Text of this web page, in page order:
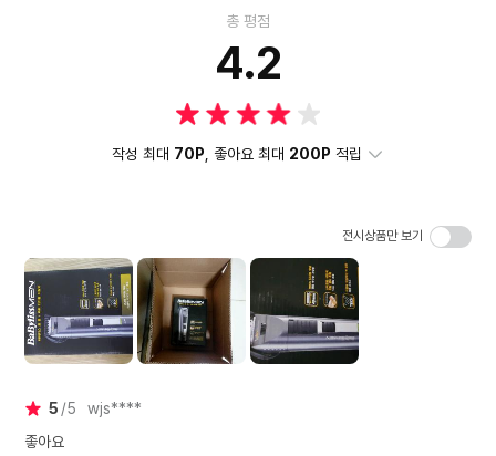
총 평점
4.2
작성 최대 70P, 좋아요 최대 200P 적립
전시상품만 보기
5 5
wjs****
좋아요